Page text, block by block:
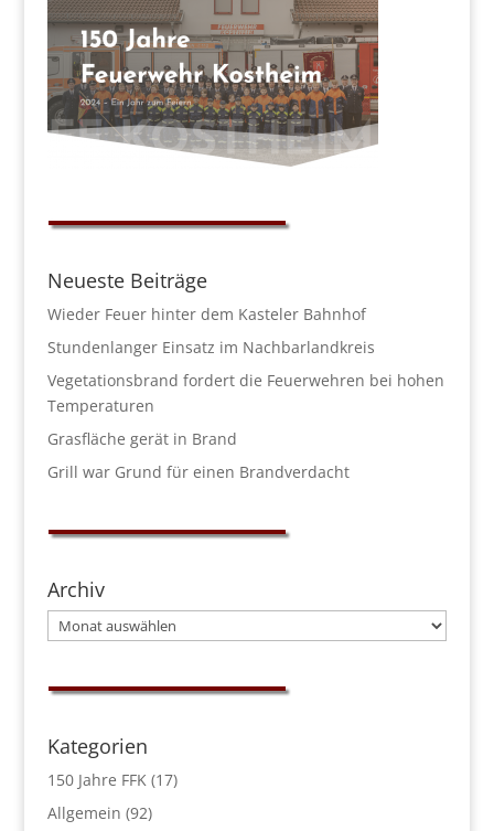
Neueste Beiträge
Wieder Feuer hinter dem Kasteler Bahnhof
Stundenlanger Einsatz im Nachbarlandkreis
Vegetationsbrand fordert die Feuerwehren bei hohen
Temperaturen
Grasfläche gerät in Brand
Grill war Grund für einen Brandverdacht
Archiv
Archiv
Kategorien
150 Jahre FFK(17)
Allgemein (92)